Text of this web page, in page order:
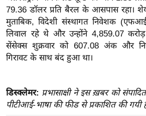
ल
श
ख्सि
य
ग
इं
79.36 डॉलर प्रति बैरल के आसपास रहा।
मुताबिक, विदेशी संस्थागत निवेशक
लिवाल रहे थे और उन्होंने 4,859.07
सेंसेक्स शुक्रवार को 607.08 अंक और
गिरावट के साथ बंद हुआ था।
डिस्क्लेमर: प्रभासाक्षी ने इस ख़बर को
पीटीआई-भाषा की फीड से प्रकाशित की गयी